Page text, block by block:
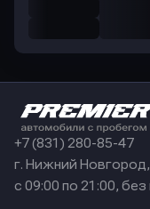
+7 (831) 280-85-47
г. Нижний Новгород,
с 09:00 по 21:00,